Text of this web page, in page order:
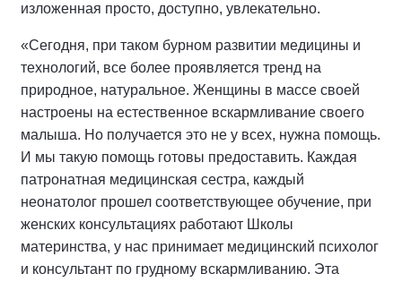
изложенная просто, доступно, увлекательно.
«Сегодня, при таком бурном развитии медицины и
технологий, все более проявляется тренд на
природное, натуральное. Женщины в массе своей
настроены на естественное вскармливание своего
малыша. Но получается это не у всех, нужна помощь.
И мы такую помощь готовы предоставить. Каждая
патронатная медицинская сестра, каждый
неонатолог прошел соответствующее обучение, при
женских консультациях работают Школы
материнства, у нас принимает медицинский психолог
и консультант по грудному вскармливанию. Эта